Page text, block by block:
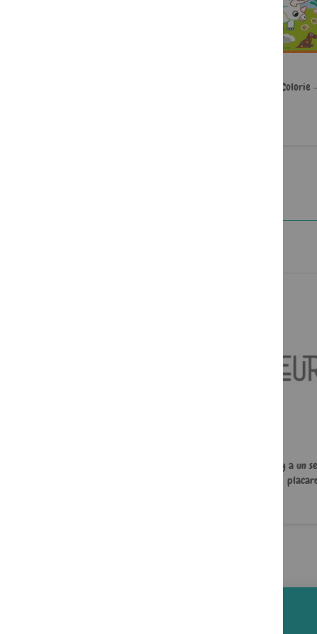
Colle et Colorie
À l'aide, y a un